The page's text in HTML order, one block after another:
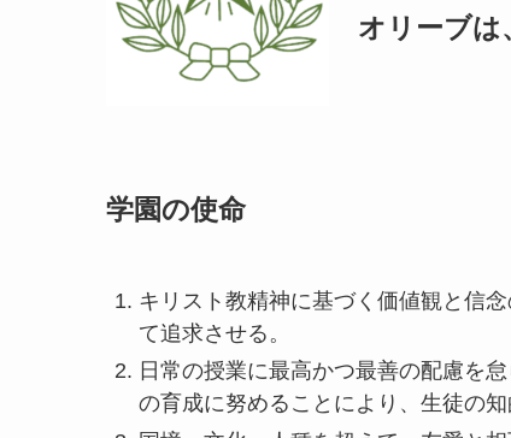
オリーブは
学園の使命
キリスト教精神に基づく価値観と信
て追求させる。
日常の授業に最高かつ最善の配慮を
の育成に努めることにより、生徒の知